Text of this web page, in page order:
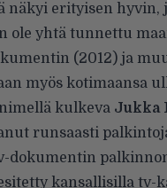
näkyi erityisen hyvin,
ole yhtä tunnettu
(2012) ja
myös kotimaansa
kulkeva Jukka
runsaasti
dokumentin
kansallisilla tv-